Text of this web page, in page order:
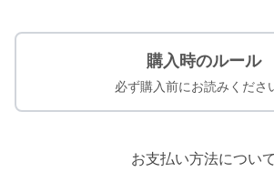
購入時のルール
必ず購入前にお読みくださ
お支払い方法について